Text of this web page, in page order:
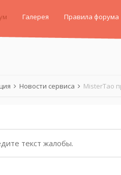
Галерея Правила форума
Новости сервиса MisterTao
текст жалобы.